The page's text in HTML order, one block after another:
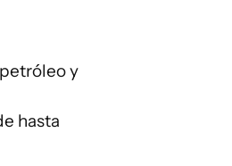
y
hasta